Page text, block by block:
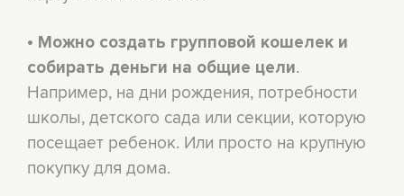
• Можно создать групповой кошелек и
собирать деньги на общие цели.
Например, на дни рождения, потребности
школы, детского сада или секции, которую
посещает ребенок. Или просто на крупную
покупку для дома.